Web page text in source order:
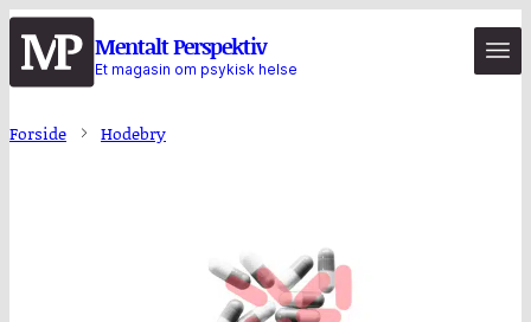
Hopp
til
hovedinnhold
Mentalt Perspektiv
Et magasin om psykisk helse
Forside Hodebry